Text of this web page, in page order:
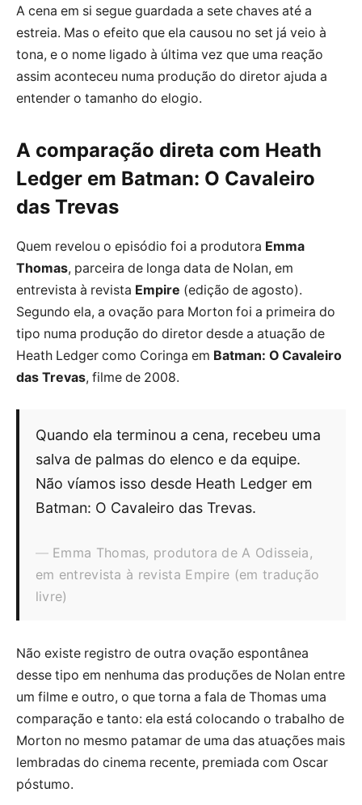
A cena em si segue guardada a sete chaves até a
estreia. Mas o efeito que ela causou no set já veio à
tona, e o nome ligado à última vez que uma reação
assim aconteceu numa produção do diretor ajuda a
entender o tamanho do elogio.
A comparação direta com Heath
Ledger em Batman: O Cavaleiro
das Trevas
Quem revelou o episódio foi a produtora Emma
Thomas, parceira de longa data de Nolan, em
entrevista à revista Empire (edição de agosto).
Segundo ela, a ovação para Morton foi a primeira do
tipo numa produção do diretor desde a atuação de
Heath Ledger como Coringa em Batman: O Cavaleiro
das Trevas, filme de 2008.
Quando ela terminou a cena, recebeu uma
salva de palmas do elenco e da equipe.
Não víamos isso desde Heath Ledger em
Batman: O Cavaleiro das Trevas.
Emma Thomas, produtora de A Odisseia,
em entrevista à revista Empire (em tradução
livre)
Não existe registro de outra ovação espontânea
desse tipo em nenhuma das produções de Nolan entre
um filme e outro, o que torna a fala de Thomas uma
comparação e tanto: ela está colocando o trabalho de
Morton no mesmo patamar de uma das atuações mais
lembradas do cinema recente, premiada com Oscar
póstumo.